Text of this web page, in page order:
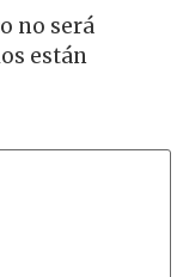
no será
están